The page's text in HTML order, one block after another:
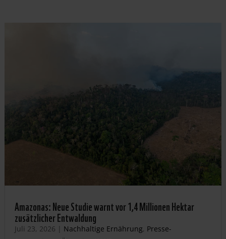
Amazonas: Neue Studie warnt vor 1,4 Millionen Hektar
zusätzlicher Entwaldung
Juli 23, 2026 | Nachhaltige Ernährung, Presse-